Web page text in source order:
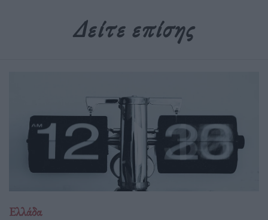
Δείτε επίσης
Ελλάδα